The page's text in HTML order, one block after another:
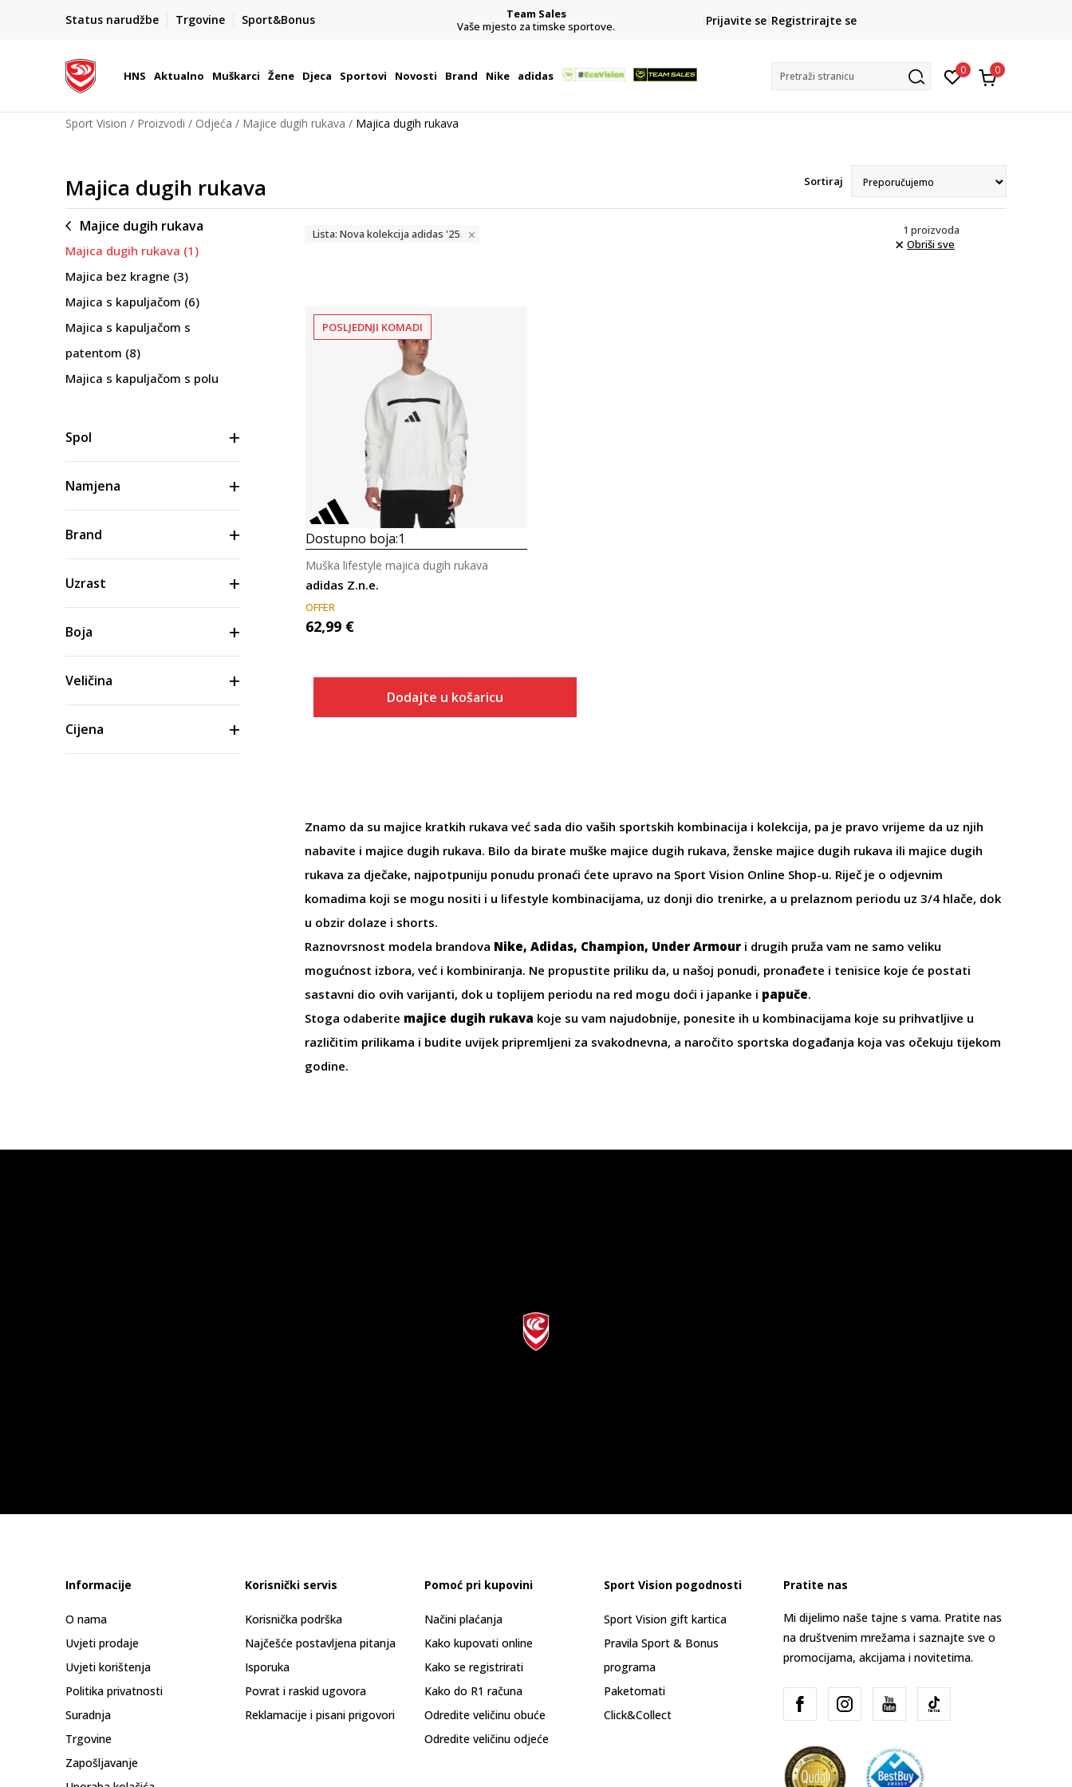
Status narudžbe Trgovine Sport&Bonus
BOX NOW
Dostava 1,50 €
| Više od 800 paketomata u Hrvatskoj
Team Sales
Vaše mjesto za timske sportove.
CLICK& COLLECT
besplatno preuzimanje u trgovini
Prijavite se Registrirajte se
HNS Aktualno Muškarci Žene Djeca Sportovi Novosti Brand Nike adidas Pretraži stranicu 0 0
Sport Vision Proizvodi Odjeća Majice dugih rukava Majica dugih rukava
Majica dugih rukava Sortiraj
Majice dugih rukava
Majica dugih rukava (1)
Majica bez kragne (3)
Majica s kapuljačom (6)
Majica s kapuljačom s
patentom (8)
Majica s kapuljačom s polu
Spol
Namjena
Brand
Uzrast
Boja
Veličina
Cijena
Lista: Nova kolekcija adidas '25 1 proizvoda
Obriši sve
Uporedi
POSLJEDNJI KOMADI
Dostupno boja:1
adidas Z.n.e.
Muška lifestyle majica dugih rukava
OFFER
62,99 €
Dodajte u košaricu
Znamo da su majice kratkih rukava već sada dio vaših sportskih kombinacija i kolekcija, pa je pravo vrijeme da uz njih
nabavite i majice dugih rukava. Bilo da birate muške majice dugih rukava, ženske majice dugih rukava ili majice dugih
rukava za dječake, najpotpuniju ponudu pronaći ćete upravo na Sport Vision Online Shop-u. Riječ je o odjevnim
komadima koji se mogu nositi i u lifestyle kombinacijama, uz donji dio trenirke, a u prelaznom periodu uz 3/4 hlače, dok
u obzir dolaze i shorts.
Raznovrsnost modela brandova Nike, Adidas, Champion, Under Armour i drugih pruža vam ne samo veliku
mogućnost izbora, već i kombiniranja. Ne propustite priliku da, u našoj ponudi, pronađete i tenisice koje će postati
sastavni dio ovih varijanti, dok u toplijem periodu na red mogu doći i japanke i papuče.
Stoga odaberite majice dugih rukava koje su vam najudobnije, ponesite ih u kombinacijama koje su prihvatljive u
različitim prilikama i budite uvijek pripremljeni za svakodnevna, a naročito sportska događanja koja vas očekuju tijekom
godine.
Informacije
O nama
Uvjeti prodaje
Uvjeti korištenja
Politika privatnosti
Suradnja
Trgovine
Zapošljavanje
Korisnički servis
Korisnička podrška
Najčešće postavljena pitanja
Isporuka
Povrat i raskid ugovora
Reklamacije i pisani prigovori
Pomoć pri kupovini
Načini plaćanja
Kako kupovati online
Kako se registrirati
Kako do R1 računa
Odredite veličinu obuće
Odredite veličinu odjeće
Sport Vision pogodnosti
Sport Vision gift kartica
Pravila Sport & Bonus
programa
Paketomati
Click&Collect
Pratite nas
Mi dijelimo naše tajne s vama. Pratite nas
na društvenim mrežama i saznajte sve o
promocijama, akcijama i novitetima.